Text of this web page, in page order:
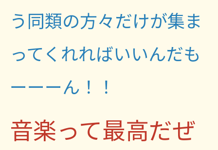
う同類の方々だけが集ま
ってくれればいいんだも
ーーーん！！
音楽って最高だぜ